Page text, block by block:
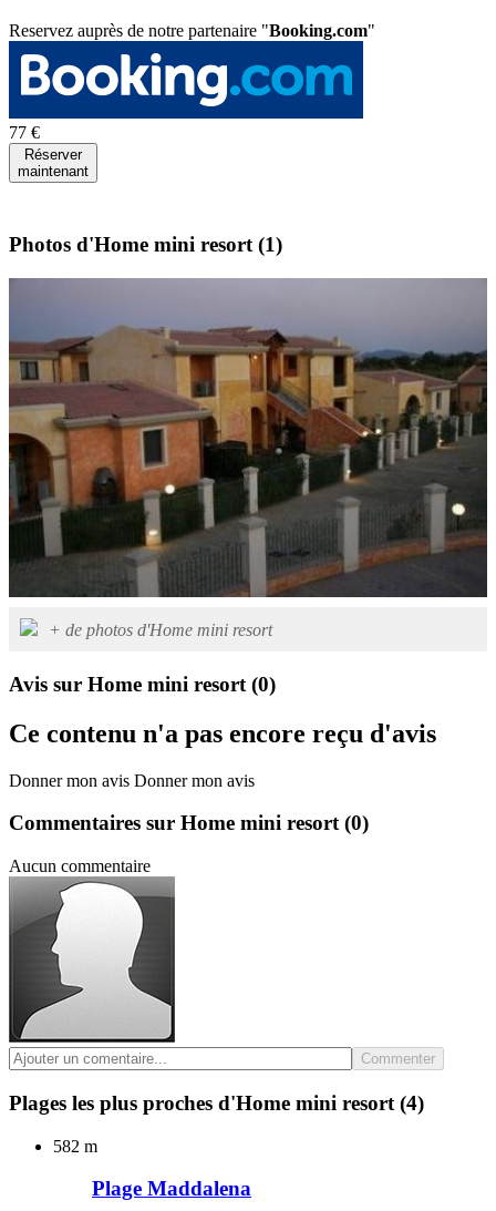
Reservez auprès de notre partenaire "Booking.com"
77 €
Réserver
maintenant
Photos d'Home mini resort (1)
+ de photos d'Home mini resort
Avis sur Home mini resort (0)
Ce contenu n'a pas encore reçu d'avis
Donner mon avis Donner mon avis
Commentaires sur Home mini resort(0)
Aucun commentaire
Commenter
Plages les plus proches d'Home mini resort (4)
582 m
Plage Maddalena